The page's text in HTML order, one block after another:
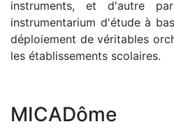
instruments, et d'autre
instrumentarium d'étude à
déploiement de véritables
les établissements scolaires.
MICADôme